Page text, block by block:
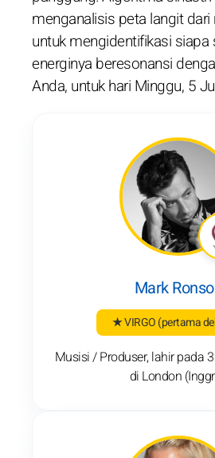
menganalisis peta langit
untuk mengidentifikasi siapa
energinya beresonansi
Anda, untuk hari Minggu, 5
Mark
★ VIRGO(pertama
Musisi / Produser, lahir pada
di London